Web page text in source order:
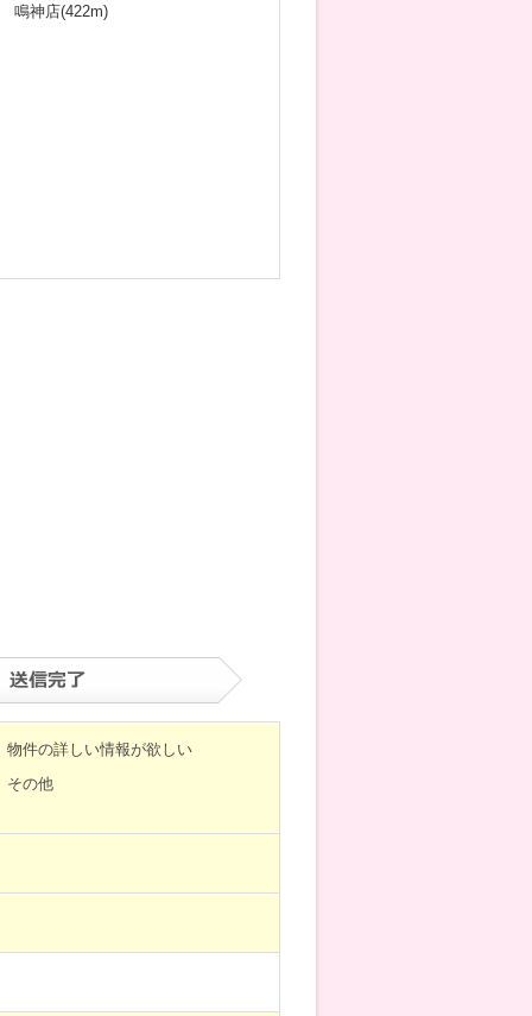
鳴神店(422m)
物件の詳しい情報が欲しい
その他